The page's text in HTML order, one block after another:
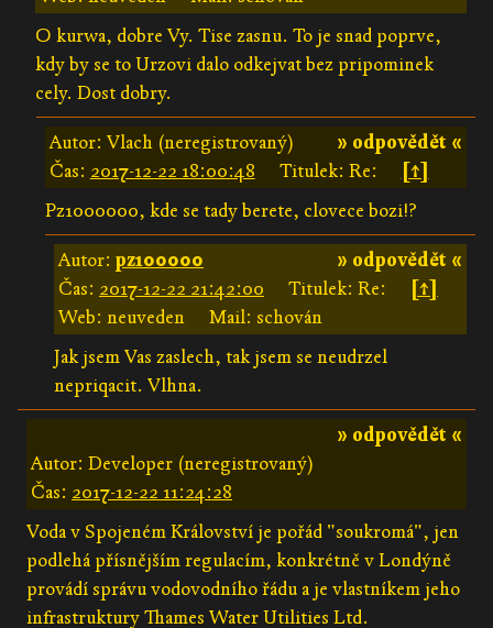
O kurwa, dobre Vy. Tise zasnu. To je snad poprve,
kdy by se to Urzovi dalo odkejvat bez pripominek
cely. Dost dobry.
» odpovědět «
Autor: Vlach (neregistrovaný)
Čas: 2017-12-22 18:00:48 Titulek: Re:
[↑]
Pz1000000, kde se tady berete, clovece bozi!?
» odpovědět «
Autor: pz100000
Čas: 2017-12-22 21:42:00 Titulek: Re:
[↑]
Web: neuveden
Mail: schován
Jak jsem Vas zaslech, tak jsem se neudrzel
nepriqacit. Vlhna.
» odpovědět «
Autor: Developer (neregistrovaný)
Čas: 2017-12-22 11:24:28
Voda v Spojeném Království je pořád "soukromá", jen
podlehá přísnějším regulacím, konkrétně v Londýně
provádí správu vodovodního řádu a je vlastníkem jeho
infrastruktury Thames Water Utilities Ltd.